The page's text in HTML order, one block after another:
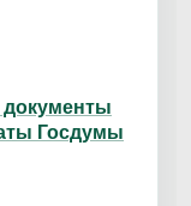
документы
Госдумы